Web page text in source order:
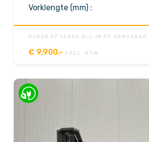
Vorklengte (mm) :
HUREN OF LEASE ALL-IN OP AANVRAAG.
€ 9.900,- EXCL. BTW